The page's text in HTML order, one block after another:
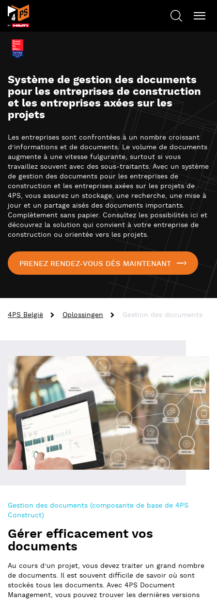
Système de gestion des documents
pour les entreprises de construction
et les entreprises axées sur les
projets
Les entreprises sont confrontées à un nombre croissant
d’informations et de documents. Le volume de documents
augmente à une vitesse fulgurante, surtout si vous
travaillez souvent avec des sous-traitants. Avec un système
de gestion des documents pour les entreprises de
construction et les entreprises axées sur les projets de
4PS, vous assurez un stockage, une recherche, une mise à
jour et un partage aisés des documents importants.
Complètement sans papier. Consultez les possibilités ici et
découvrez la solution qui convient à votre entreprise de
construction ou orientée vers les projets.
PRENEZ RENDEZ-VOUS DÈS MAINTENANT
4PS België Oplossingen Gestion des documents
Gestion des documents (composante de base de 4PS
Construct)
Gérer efficacement vos
documents
Au cours d’un projet, vous devez traiter un grand nombre
de documents. Il est souvent difficile de savoir où sont
stockés tous les documents. Avec 4PS Document
Management, vous pouvez trouver les dernières versions